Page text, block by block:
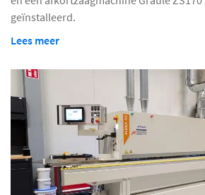
geïnstalleerd.
Lees meer